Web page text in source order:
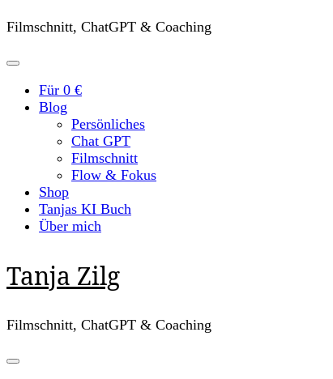
Filmschnitt, ChatGPT & Coaching
Für 0 €
Blog
Persönliches
Chat GPT
Filmschnitt
Flow & Fokus
Shop
Tanjas KI Buch
Über mich
Tanja Zilg
Filmschnitt, ChatGPT & Coaching